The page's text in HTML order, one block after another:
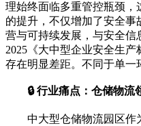
理始终面临多重管控瓶颈
的提升，不仅增加了安全
营与可持续发展，与安全
2025《大中型企业安全生
存在明显差距。不同于单一
🔒 行业痛点：仓储物
中大型仓储物流园区作